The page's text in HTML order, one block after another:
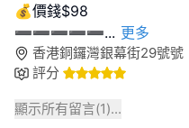
💰價錢$98
➖➖➖➖➖... 更多
香港銅鑼灣銀幕街29號號
評分
顯示所有留言(1)...